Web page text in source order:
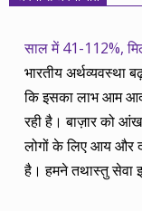
साल में 41-112%,
भारतीय अर्थव्यवस्था
कि इसका लाभ आम
रही है। बाज़ार को
लोगों के लिए आय और
है। हमने तथास्तु सेवा